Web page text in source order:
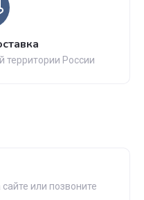
территории России
или позвоните